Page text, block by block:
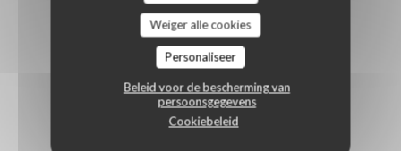
Weiger alle cookies
Personaliseer
Beleid voor de bescherming van
persoonsgegevens
Cookiebeleid